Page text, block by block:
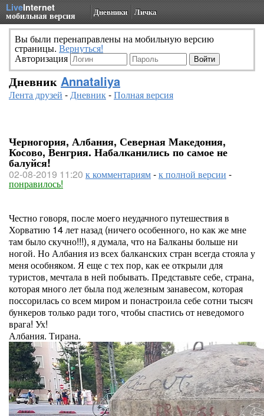
LiveInternet
мобильная версия Дневники Личка
Вы были перенаправлены на мобильную версию
страницы. Вернуться!
Авторизация
Дневник Annataliya
Лента друзей -Дневник-Полная версия
Черногория, Албания, Северная Македония,
Косово, Венгрия. Набалканились по самое не
балуйся!
02-08-2019 11:20 к комментариям-к полной версии -
понравилось!
Честно говоря, после моего неудачного путешествия в
Хорватию 14 лет назад (ничего особенного, но как же мне
там было скучно!!!), я думала, что на Балканы больше ни
ногой. Но Албания из всех балканских стран всегда стояла у
меня особняком. Я еще с тех пор, как ее открыли для
туристов, мечтала в ней побывать. Представьте себе, страна,
которая много лет была под железным занавесом, которая
поссорилась со всем миром и понастроила себе сотни тысяч
бункеров только ради того, чтобы спастись от неведомого
врага! Ух!
Албания. Тирана.